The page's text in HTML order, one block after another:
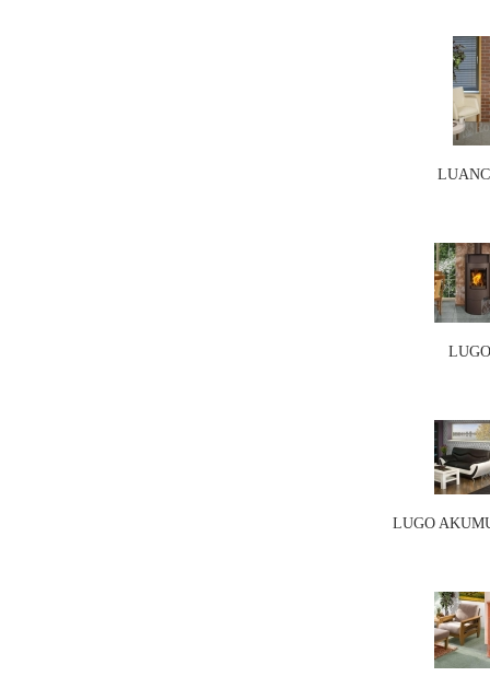
LUGO